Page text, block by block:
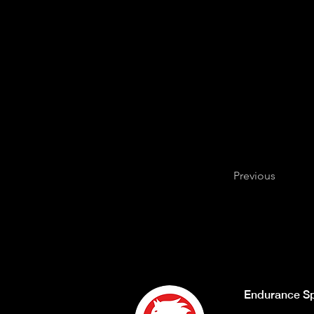
Previous
Endurance